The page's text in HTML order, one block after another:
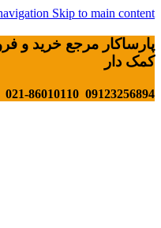
Skip to main content
پارساکار مرجع خرید و
کمک دار
09123256894 021-86010110